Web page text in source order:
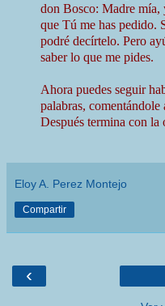
don Bosco: Madre mía,
que Tú me has pedido.
podré decírtelo. Pero
saber lo que me pides.
Ahora puedes seguir
palabras,
Después termina con la
Eloy A. Perez Montejo
Compartir
‹